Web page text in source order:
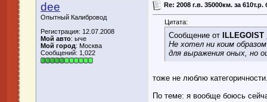
dee
Опытный Калибровод
Регистрация: 12.07.2008
Мой авто: ыче
Мой город: Москва
Сообщений: 1,022
Re: 2008 г.в. 35000км. за
Цитата:
Сообщение от ILLEGOIST
Не хотел ни коим
для выражения оных, но
тоже не люблю
По теме: я вообще боюсь